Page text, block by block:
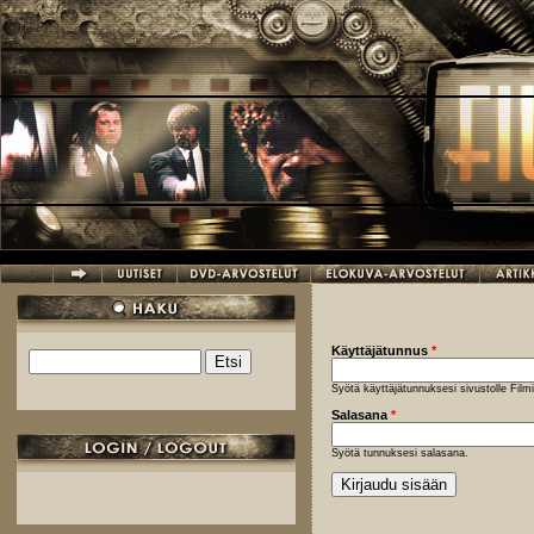
Hyppää pääsisältöön
Hakulomake
Käyttäjätunnus *
Syötä käyttäjätunnuksesi sivustolle
Salasana *
Syötä tunnuksesi salasana.